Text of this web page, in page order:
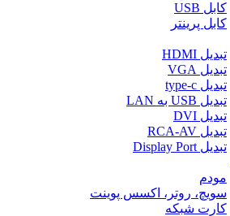
کابل USB
کابل پرینتر
تبدیل HDMI
تبدیل VGA
تبدیل type-c
تبدیل USB به LAN
تبدیل DVI
تبدیل RCA-AV
تبدیل Display Port
مودم
سویچ، روتر، اکسس پوینت
کارت شبکه